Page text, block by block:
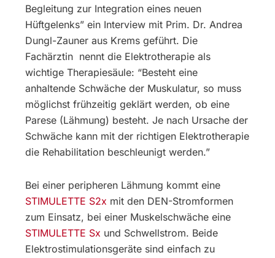
Begleitung zur Integration eines neuen
Hüftgelenks” ein Interview mit Prim. Dr. Andrea
Dungl-Zauner aus Krems geführt. Die
Fachärztin nennt die Elektrotherapie als
wichtige Therapiesäule: “Besteht eine
anhaltende Schwäche der Muskulatur, so muss
möglichst frühzeitig geklärt werden, ob eine
Parese (Lähmung) besteht. Je nach Ursache der
Schwäche kann mit der richtigen Elektrotherapie
die Rehabilitation beschleunigt werden.”
Bei einer peripheren Lähmung kommt eine
STIMULETTE S2x mit den DEN-Stromformen
zum Einsatz, bei einer Muskelschwäche eine
STIMULETTE Sx und Schwellstrom. Beide
Elektrostimulationsgeräte sind einfach zu